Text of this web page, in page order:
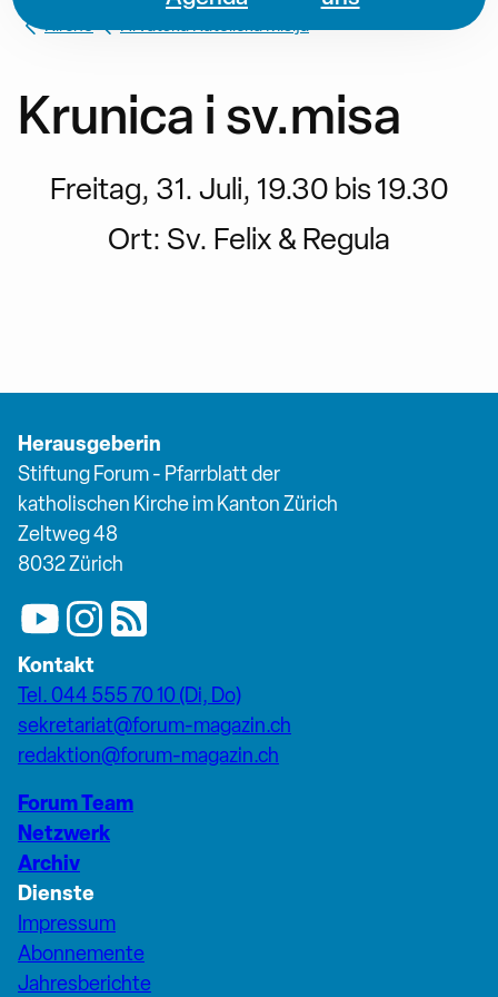
Kirche Hrvatska Katolička Misija
Krunica i sv.misa
Freitag, 31. Juli, 19.30 bis 19.30
Ort: Sv. Felix & Regula
Herausgeberin
Stiftung Forum - Pfarrblatt der
katholischen Kirche im Kanton Zürich
Zeltweg 48
8032 Zürich
Kontakt
Tel. 044 555 70 10 (Di, Do)
sekretariat@forum-magazin.ch
redaktion@forum-magazin.ch
Forum Team
Netzwerk
Archiv
Dienste
Impressum
Abonnemente
Jahresberichte